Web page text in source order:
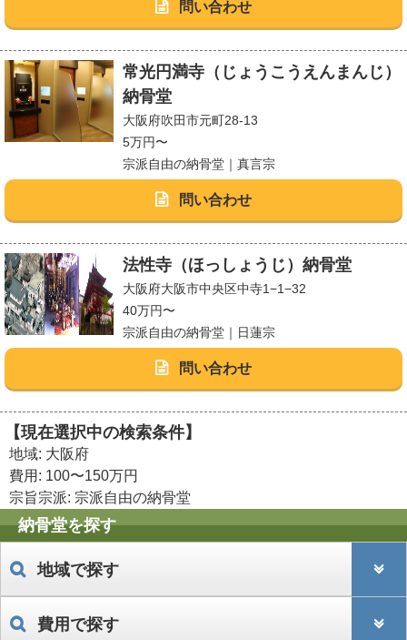
問い合わせ
常光円満寺（じょうこうえんまんじ）
納骨堂
大阪府吹田市元町28-13
5万円〜
宗派自由の納骨堂｜真言宗
問い合わせ
法性寺（ほっしょうじ）納骨堂
大阪府大阪市中央区中寺1−1−32
40万円〜
宗派自由の納骨堂｜日蓮宗
問い合わせ
【現在選択中の検索条件】
地域: 大阪府
費用: 100〜150万円
宗旨宗派: 宗派自由の納骨堂
納骨堂を探す
地域で探す
費用で探す